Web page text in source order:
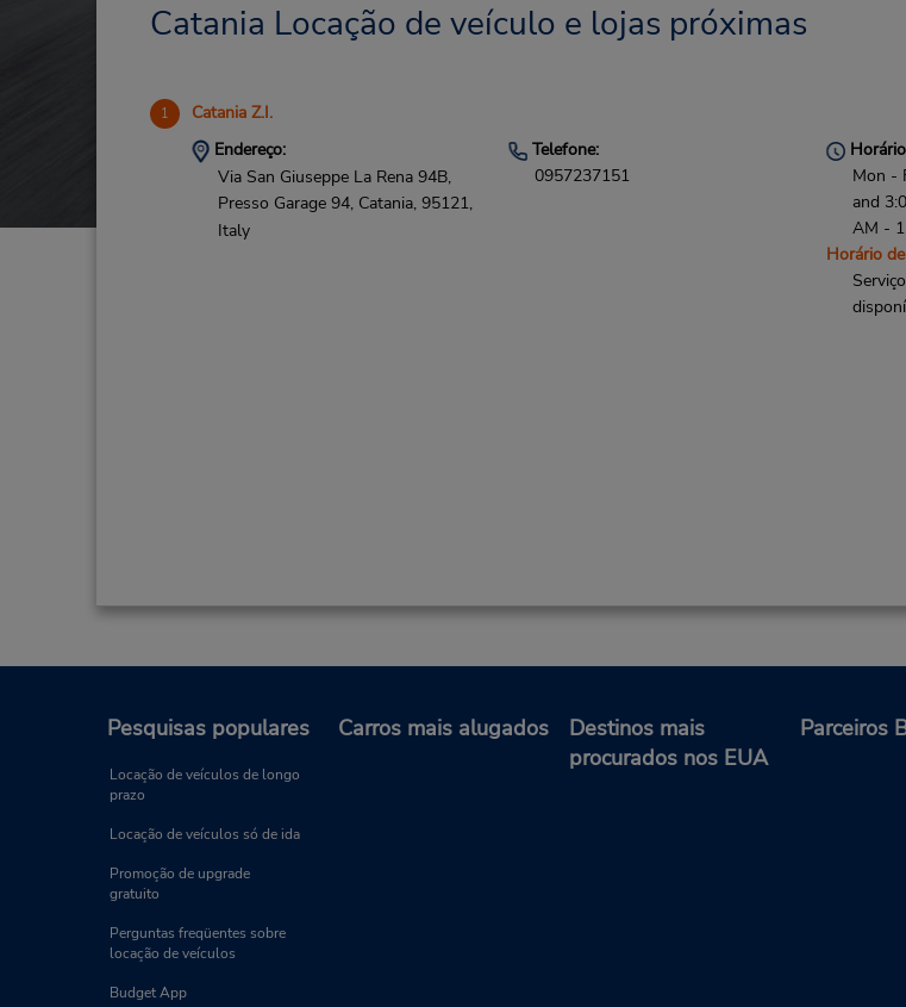
Catania Locação de veículo e lojas próximas
1 Catania Z.I.
Endereço:
Via San Giuseppe La Rena 94B,
Presso Garage 94, Catania, 95121,
Italy
Telefone:
0957237151
Mon -
and
AM -
Horário
Pesquisas populares
Locação de veículos de longo
prazo
Locação de veículos só de ida
Promoção de upgrade
gratuito
Perguntas freqüentes sobre
locação de veículos
Budget App
Carros mais alugados
Destinos mais
procurados nos EUA
Parceiros